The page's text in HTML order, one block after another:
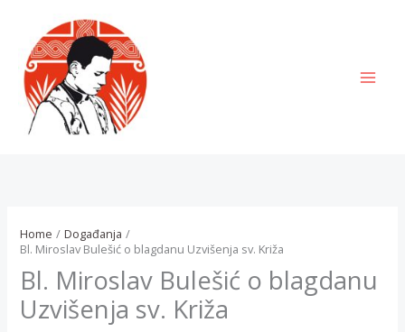
content
Home
Događanja
Bl. Miroslav Bulešić o blagdanu Uzvišenja sv. Križa
Bl. Miroslav Bulešić o blagdanu
Uzvišenja sv. Križa